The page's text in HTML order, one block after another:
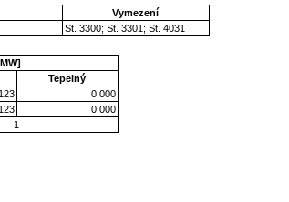
Vymezení
St. 3300; St. 3301; St. 4031
Tepelný
0.000
0.000
1